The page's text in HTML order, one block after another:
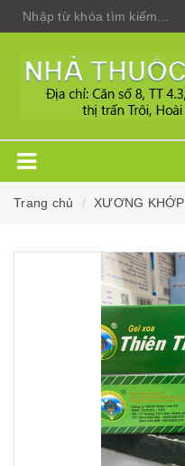
Trang chủ XƯƠNG KHỚP